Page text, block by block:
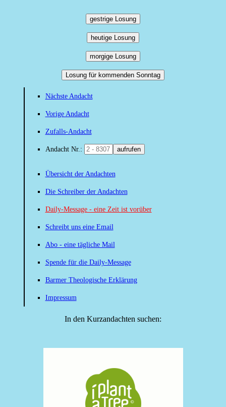
gestrige Losung
heutige Losung
morgige Losung
Losung für kommenden Sonntag
Nächste Andacht
Vorige Andacht
Zufalls-Andacht
Andacht Nr.: aufrufen
Übersicht der Andachten
Die Schreiber der Andachten
Daily-Message - eine Zeit ist vorüber
Schreibt uns eine Email
Abo - eine tägliche Mail
Spende für die Daily-Message
Barmer Theologische Erklärung
Impressum
In den Kurzandachten suchen: